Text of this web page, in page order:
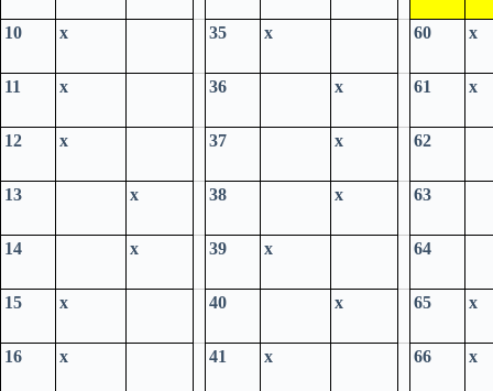
10 x 35 x 60 x
11 x 36 x 61 x
12 x 37 x 62
13 x 38 x 63
14 x 39 x 64
15 x 40 x 65 x
16 x 41 x 66 x